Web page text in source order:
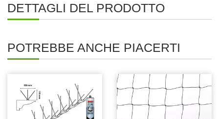
DETTAGLI DEL PRODOTTO
POTREBBE ANCHE PIACERTI